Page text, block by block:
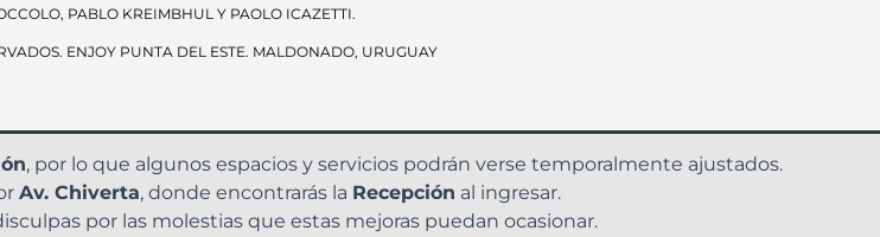
PABLO KREIMBHUL Y PAOLO ICAZETTI.
ENJOY PUNTA DEL ESTE. MALDONADO, URUGUAY
, por lo que algunos espacios y servicios podrán verse temporalmente ajustados.
Av. Chiverta, donde encontrarás la Recepción al ingresar.
por las molestias que estas mejoras puedan ocasionar.